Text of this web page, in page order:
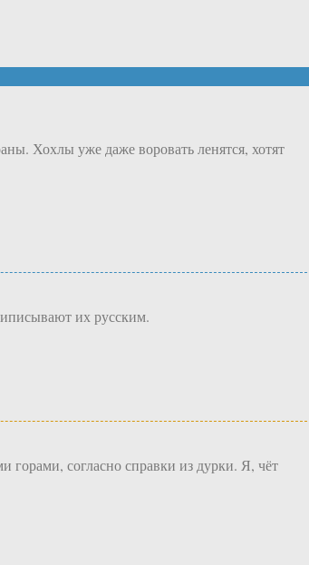
Хохлы уже даже воровать ленятся, хотят
их русским.
горами, согласно справки из дурки. Я, чёт